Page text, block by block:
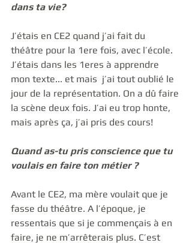
dans ta vie?
J’étais en CE2 quand j’ai fait du
théâtre pour la 1ere fois, avec l’école.
J’étais dans les 1eres à apprendre
mon texte... et mais  j’ai tout oublié le
jour de la représentation. On a dû faire
la scène deux fois. J’ai eu trop honte,
mais après ça, j’ai pris des cours!
Quand as-tu pris conscience que tu
voulais en faire ton métier ?
Avant le CE2, ma mère voulait que je
fasse du théâtre. A l’époque, je
ressentais que si je commençais à en
faire, je ne m’arrêterais plus. C’est